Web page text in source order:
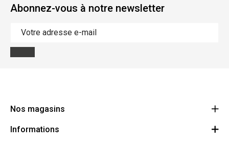
Abonnez-vous à notre newsletter
Nos magasins
Cycles Arnold Kontz Gare / Bonnevoie
Informations